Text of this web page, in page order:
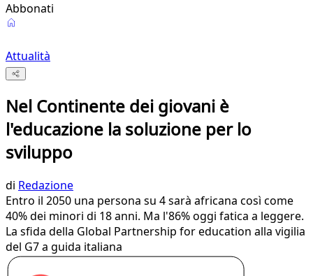
Abbonati
Attualità
Nel Continente dei giovani è
l'educazione la soluzione per lo
sviluppo
di Redazione
Entro il 2050 una persona su 4 sarà africana così come
40% dei minori di 18 anni. Ma l'86% oggi fatica a leggere.
La sfida della Global Partnership for education alla vigilia
del G7 a guida italiana